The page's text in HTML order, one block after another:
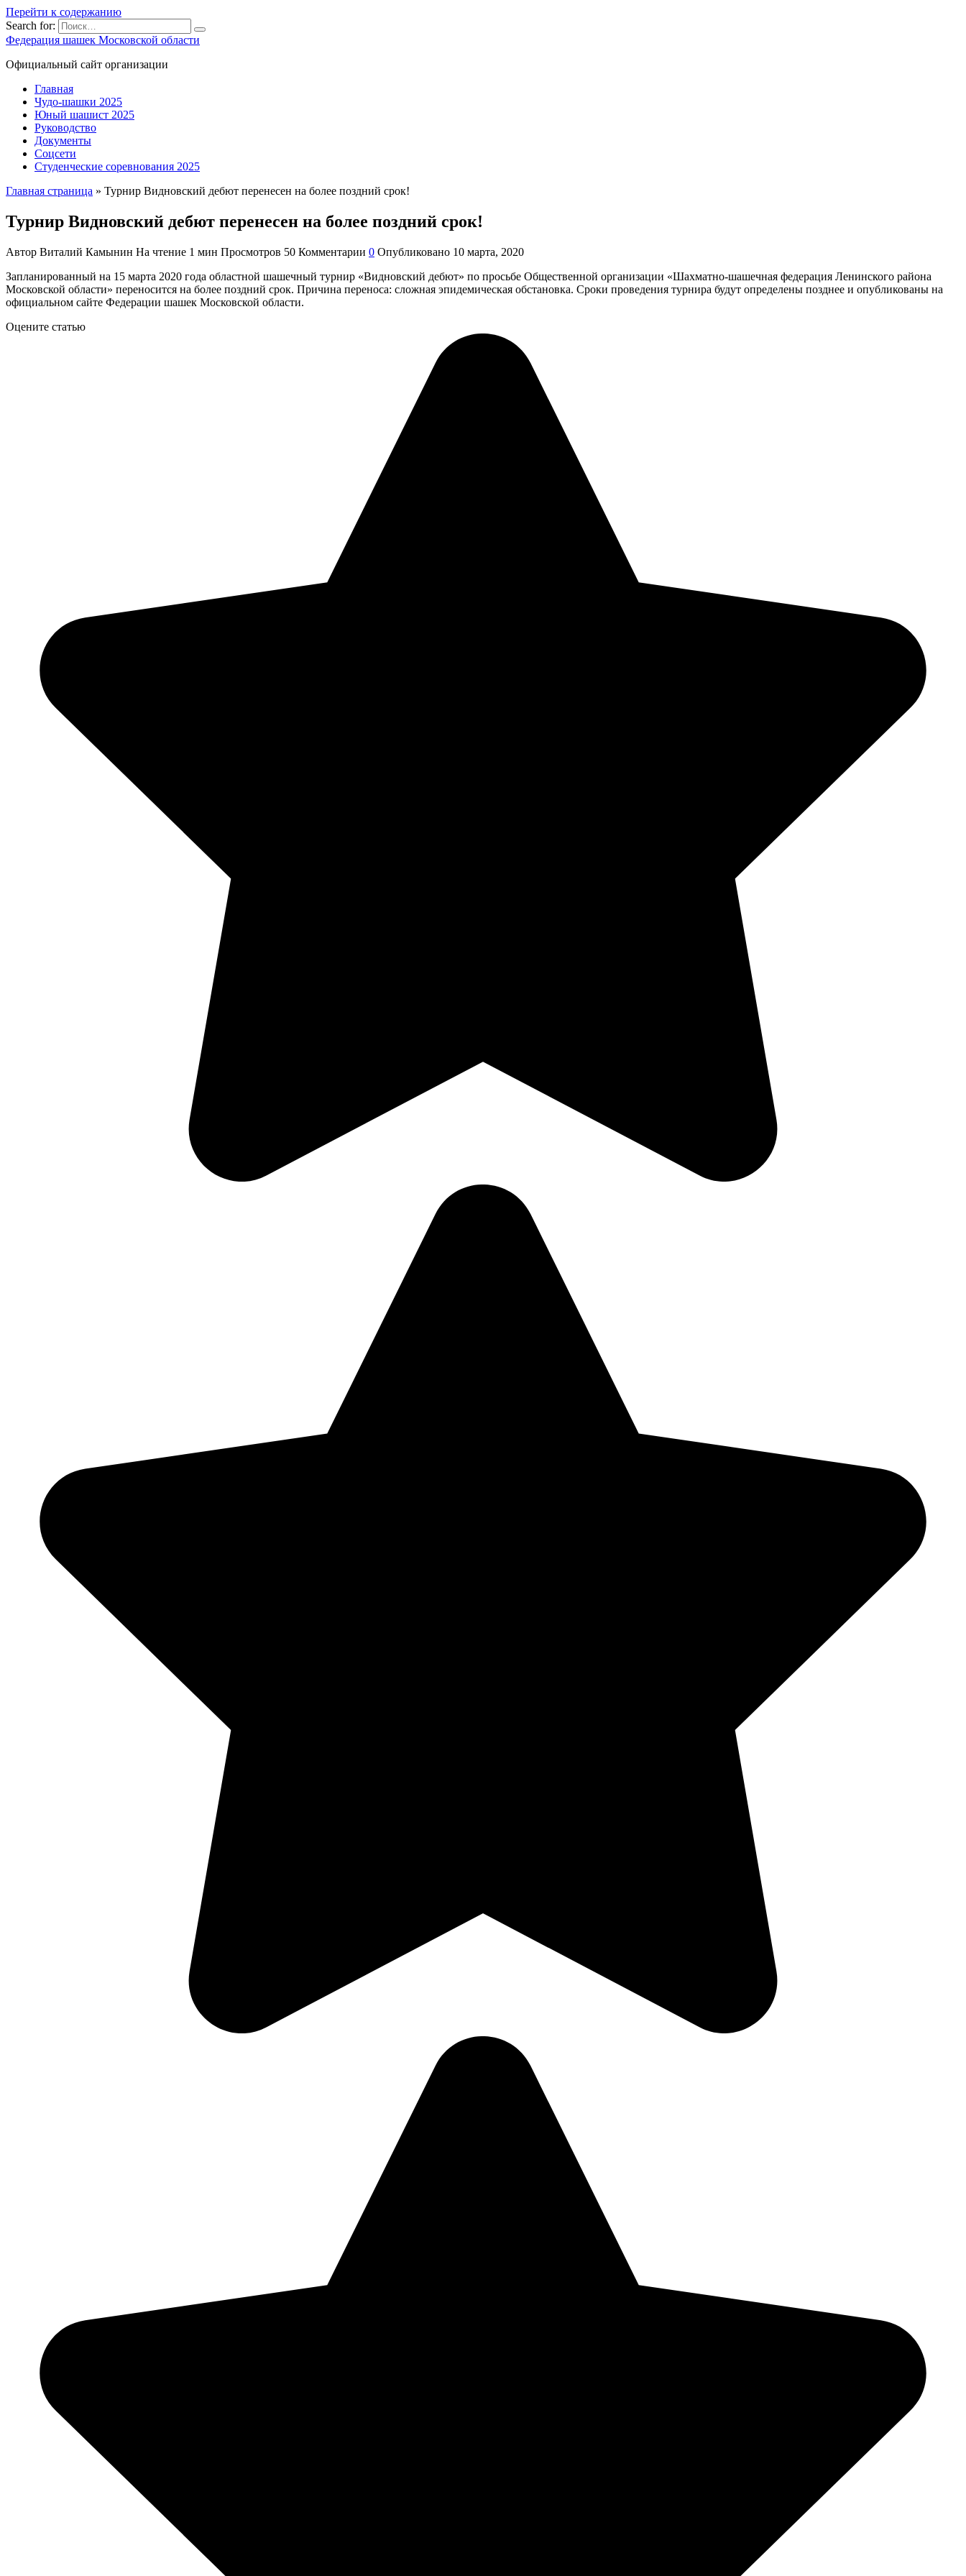
Перейти к содержанию
Search for:
Федерация шашек Московской области
Официальный сайт организации
Главная
Чудо-шашки 2025
Юный шашист 2025
Руководство
Документы
Соцсети
Студенческие соревнования 2025
Главная страница » Турнир Видновский дебют перенесен на более поздний срок!
Турнир Видновский дебют перенесен на более поздний срок!
Автор Виталий Камынин На чтение 1 мин Просмотров 50 Комментарии 0 Опубликовано 10 марта, 2020
Запланированный на 15 марта 2020 года областной шашечный турнир «Видновский дебют» по просьбе Общественной организации «Шахматно-шашечная федерация Ленинского района
Московской области» переносится на более поздний срок. Причина переноса: сложная эпидемическая обстановка. Сроки проведения турнира будут определены позднее и опубликованы на
официальном сайте Федерации шашек Московской области.
Оцените статью